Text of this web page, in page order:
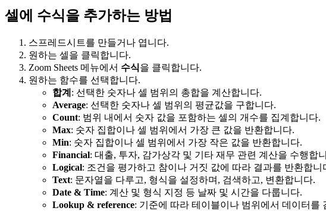
셀에 수식을 추가하는 방법
스프레드시트를 만들거나 엽니다.
원하는 셀을 클릭합니다.
Zoom Sheets 메뉴에서 수식을 클릭합니다.
원하는 함수를 선택합니다.
합계 : 선택한 숫자나 셀 범위의 총합을 계산합니다.
Average: 선택한 숫자나 셀 범위의 평균값을 구합니다.
Count: 범위 내에서 숫자 값을 포함하는 셀의 개수를 집계합니다.
Max: 숫자 집합이나 셀 범위에서 가장 큰 값을 반환합니다.
Min: 숫자 집합이나 셀 범위에서 가장 작은 값을 반환합니다.
Financial: 대출, 투자, 감가상각 및 기타 재무 관련 계산을 수행합
Logical: 조건을 평가하고 참이나 거짓 값에 따라 결과를 반환합니
Text: 문자열을 다루고, 형식을 설정하며, 검색하고, 변환합니다.
Date & Time: 계산 및 형식 지정 등 날짜 및 시간을 다룹니다.
Lookup & reference: 기준에 따라 테이블이나 범위에서 데이터를